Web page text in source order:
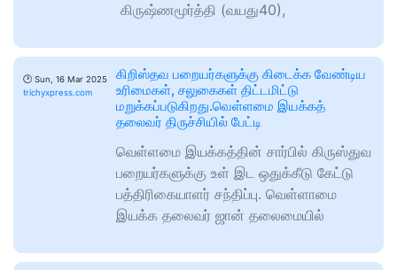
கிருஷ்ணமூர்த்தி (வயது40),
🕑 Sun, 16 Mar 2025
trichyxpress.com
கிறிஸ்தவ பறையர்களுக்கு கிடைக்க வேண்டிய
உரிமைகள், சலுகைகள் திட்டமிட்டு
மறுக்கப்படுகிறது.வெள்ளமை இயக்கத்
தலைவர் திருச்சியில் பேட்டி
வெள்ளமை இயக்கத்தின் சார்பில் கிருஸ்துவ
பறையர்களுக்கு உள் இட ஒதுக்கீடு கேட்டு
பத்திரிகையாளர் சந்திப்பு. வெள்ளாமை
இயக்க தலைவர் ஜான் தலைமையில்